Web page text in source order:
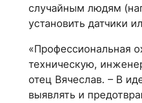
случайным людям
установить датчики
«Профессиональная
техническую,
отец Вячеслав. – В
выявлять и